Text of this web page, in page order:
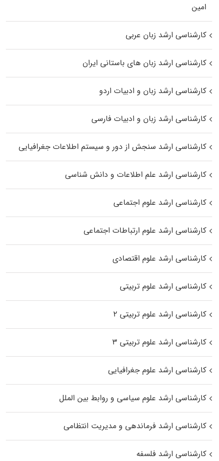
اﻣﻴﻦ
کارشناسی ارشد زبان عربی
کارشناسی ارشد زبان‌ های باستانی ایران
کارشناسی ارشد زبان و ادبیات اردو
کارشناسی ارشد زبان و ادبیات فارسی
کارشناسی ارشد سنجش از دور و سیستم اطلاعات جغرافیایی
کارشناسی ارشد علم اطلاعات و دانش شناسی
کارشناسی ارشد علوم اجتماعی
کارشناسی ارشد علوم ارتباطات اجتماعی
کارشناسی ارشد علوم اقتصادی
کارشناسی ارشد علوم تربیتی
کارشناسی ارشد علوم تربیتی ۲
کارشناسی ارشد علوم تربیتی ۳
کارشناسی ارشد علوم جغرافیایی
کارشناسی ارشد علوم سیاسی و روابط بین الملل
کارشناسی ارشد فرماندهی و مدیریت انتظامی
کارشناسی ارشد فلسفه